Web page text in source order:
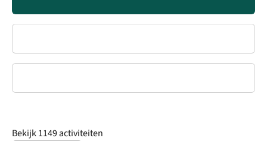
Bekijk1149activiteiten